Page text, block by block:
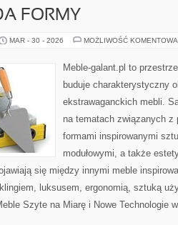
FORMY
MAR - 30 - 2026 MOŻLIWOŚĆ
Meble-galant.pl to
buduje charakterystyczny
ekstrawaganckich mebli.
na tematach związanych z
formami inspirowanymi
modułowymi, a także
się między innymi meble
luksusem, ergonomią, sztuką
Szyte na Miarę i Nowe Technologie